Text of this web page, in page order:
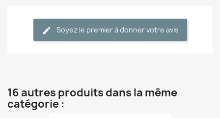
Soyez le premier à donner votre avis
16 autres produits dans la même
catégorie :